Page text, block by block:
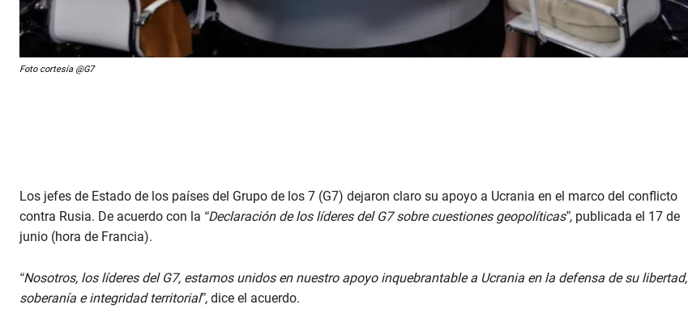
Foto cortesía @G7
Los jefes de Estado de los países del Grupo de los 7 (G7) dejaron claro su apoyo a Ucrania en el marco del conflicto
contra Rusia. De acuerdo con la “Declaración de los líderes del G7 sobre cuestiones geopolíticas”, publicada el 17 de
junio (hora de Francia).
“Nosotros, los líderes del G7, estamos unidos en nuestro apoyo inquebrantable a Ucrania en la defensa de su libertad,
soberanía e integridad territorial”, dice el acuerdo.